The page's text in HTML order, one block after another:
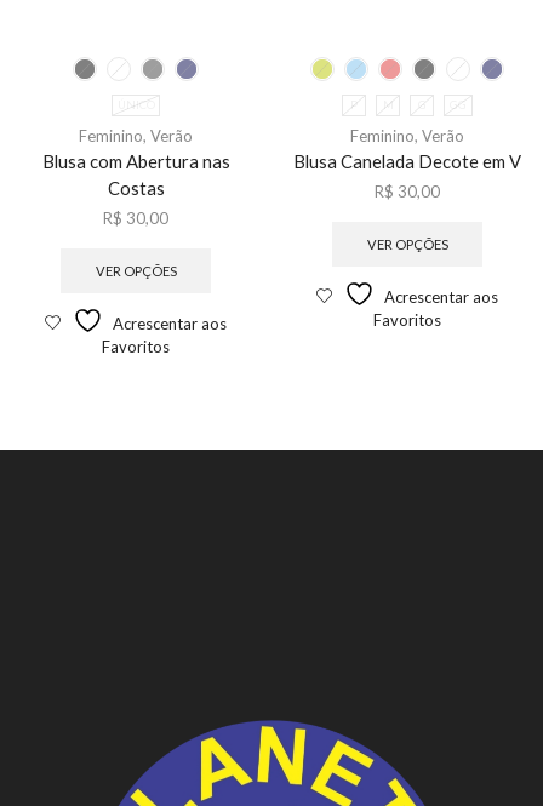
ÚNICO
Feminino, Verão
Blusa com Abertura nas
Costas
R$ 30,00
VER OPÇÕES
Acrescentar aos
Favoritos
P M G GG
Feminino, Verão
Blusa Canelada Decote em V
R$ 30,00
VER OPÇÕES
Acrescentar aos
Favoritos